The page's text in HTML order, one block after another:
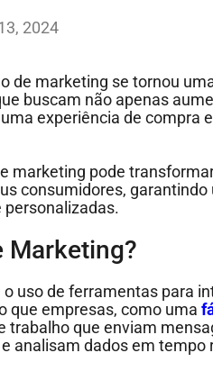
2024
de marketing se tornou
buscam não apenas
experiência de compra
marketing pode
consumidores, garantindo
Marketing?
uso de ferramentas para
que empresas, como uma
trabalho que enviam
analisam dados em tempo